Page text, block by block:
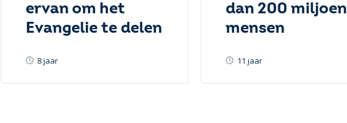
ervan om het
Evangelie te delen
8 jaar
dan 200 miljoen
mensen
11 jaar